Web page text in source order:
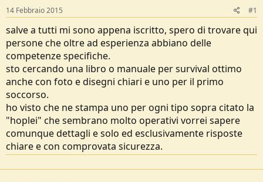
D
i
s
u
s
s
i
o
n
e
z
i
o
14 Febbraio 2015 #1
salve a tutti mi sono appena iscritto, spero di trovare qui
persone che oltre ad esperienza abbiano delle
competenze specifiche.
sto cercando una libro o manuale per survival ottimo
anche con foto e disegni chiari e uno per il primo
soccorso.
ho visto che ne stampa uno per ogni tipo sopra citato la
"hoplei" che sembrano molto operativi vorrei sapere
comunque dettagli e solo ed esclusivamente risposte
chiare e con comprovata sicurezza.